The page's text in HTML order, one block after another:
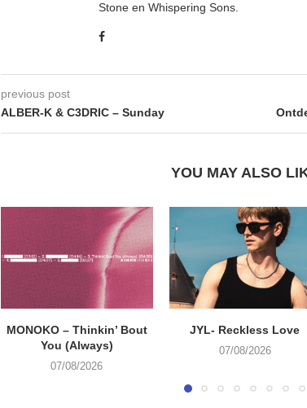
Stone en Whispering Sons.
previous post
ALBER-K & C3DRIC – Sunday
YOU MAY ALSO
MONOKO – Thinkin’ Bout
You (Always)
07/08/2026
JYL- Reckless Love
07/08/2026